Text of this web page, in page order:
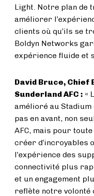
Light. Notre plan de
améliorer
clients où qu’ils se
Boldyn Networks
expérience fluide et
David Bruce, Chief
Sunderland AFC : «
amélioré au
pas en avant, non
AFC, mais pour
créer d’incroyables
l’expérience des
connectivité plus
et un engagement
reflète notre volonté